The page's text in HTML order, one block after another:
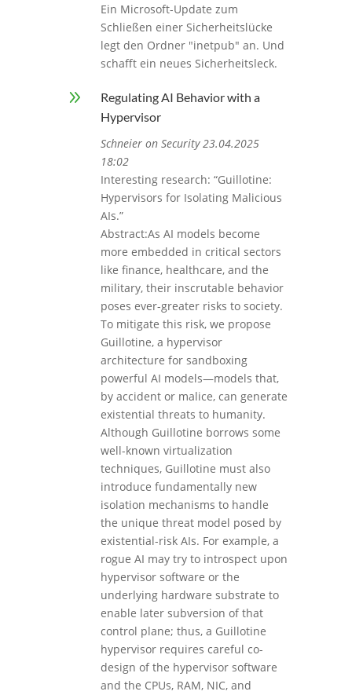
Ein Microsoft-Update zum
Schließen einer Sicherheitslücke
legt den Ordner "inetpub" an. Und
schafft ein neues Sicherheitsleck.
9
Regulating AI Behavior with a
Hypervisor
Schneier on Security 23.04.2025
18:02
Interesting research: “Guillotine:
Hypervisors for Isolating Malicious
AIs.”
Abstract:As AI models become
more embedded in critical sectors
like finance, healthcare, and the
military, their inscrutable behavior
poses ever-greater risks to society.
To mitigate this risk, we propose
Guillotine, a hypervisor
architecture for sandboxing
powerful AI models—models that,
by accident or malice, can generate
existential threats to humanity.
Although Guillotine borrows some
well-known virtualization
techniques, Guillotine must also
introduce fundamentally new
isolation mechanisms to handle
the unique threat model posed by
existential-risk AIs. For example, a
rogue AI may try to introspect upon
hypervisor software or the
underlying hardware substrate to
enable later subversion of that
control plane; thus, a Guillotine
hypervisor requires careful co-
design of the hypervisor software
and the CPUs, RAM, NIC, and